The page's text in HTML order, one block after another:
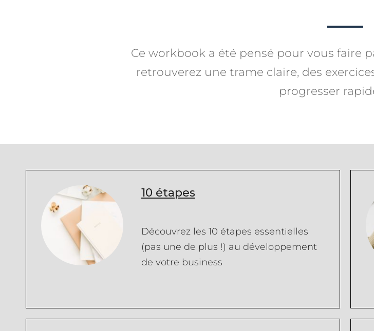
Ce workbook a été pensé pour vous faire
retrouverez une trame claire, des
progresser
10 étapes
Découvrez les 10 étapes essentielles
(pas une de plus !) au développement
de votre business